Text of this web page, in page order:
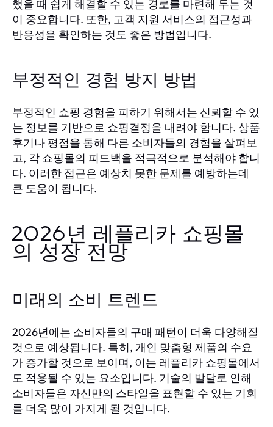
했을 때 쉽게 해결할 수 있는 경로를 마련해 두는 것
이 중요합니다. 또한, 고객 지원 서비스의 접근성과
반응성을 확인하는 것도 좋은 방법입니다.
부정적인 경험 방지 방법
부정적인 쇼핑 경험을 피하기 위해서는 신뢰할 수 있
는 정보를 기반으로 쇼핑결정을 내려야 합니다. 상품
후기나 평점을 통해 다른 소비자들의 경험을 살펴보
고, 각 쇼핑몰의 피드백을 적극적으로 분석해야 합니
다. 이러한 접근은 예상치 못한 문제를 예방하는데
큰 도움이 됩니다.
2026년 레플리카 쇼핑몰
의 성장 전망
미래의 소비 트렌드
2026년에는 소비자들의 구매 패턴이 더욱 다양해질
것으로 예상됩니다. 특히, 개인 맞춤형 제품의 수요
가 증가할 것으로 보이며, 이는 레플리카 쇼핑몰에서
도 적용될 수 있는 요소입니다. 기술의 발달로 인해
소비자들은 자신만의 스타일을 표현할 수 있는 기회
를 더욱 많이 가지게 될 것입니다.